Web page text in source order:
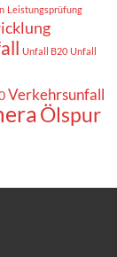
Leistungsprüfung
Unfall B20 Unfall
Verkehrsunfall
Ölspur